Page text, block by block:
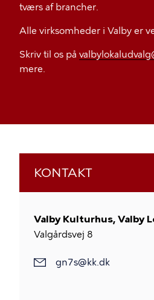
tværs af brancher.
Alle virksomheder i Valby er
Skriv til os på
mere.
KONTAKT
Valby Kulturhus, Valby
Valgårdsvej 8
gn7s@kk.dk